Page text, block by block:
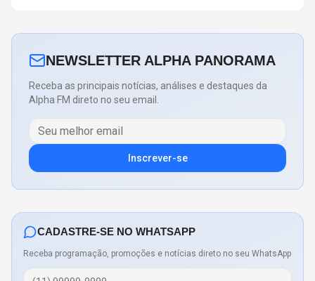
NEWSLETTER ALPHA PANORAMA
Receba as principais notícias, análises e destaques da
Alpha FM direto no seu email.
Inscrever-se
CADASTRE-SE NO WHATSAPP
Receba programação, promoções e notícias direto no seu WhatsApp